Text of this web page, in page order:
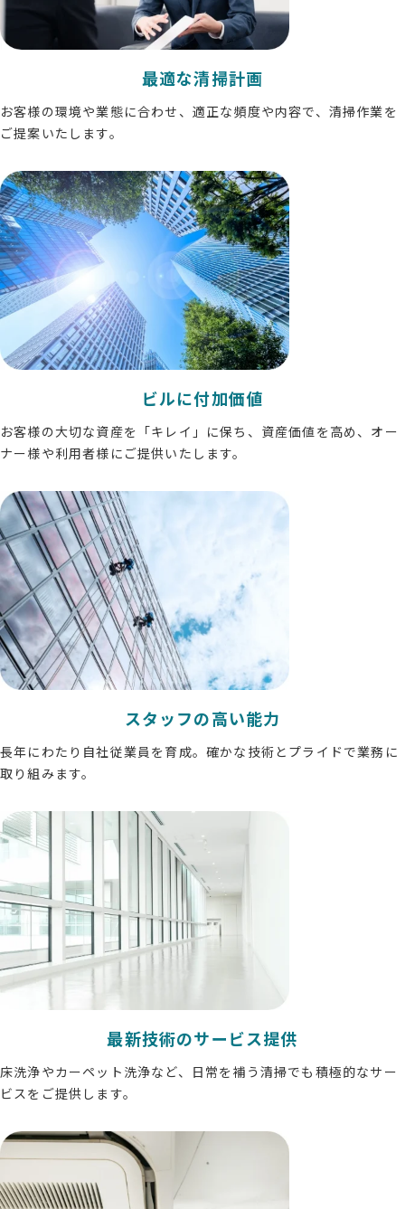
最適な清掃計画
お客様の環境や業態に合わせ、適正な頻度や内容で、清掃作業を
ご提案いたします。
ビルに付加価値
お客様の大切な資産を「キレイ」に保ち、資産価値を高め、オー
ナー様や利用者様にご提供いたします。
スタッフの高い能力
長年にわたり自社従業員を育成。確かな技術とプライドで業務に
取り組みます。
最新技術のサービス提供
床洗浄やカーペット洗浄など、日常を補う清掃でも積極的なサー
ビスをご提供します。